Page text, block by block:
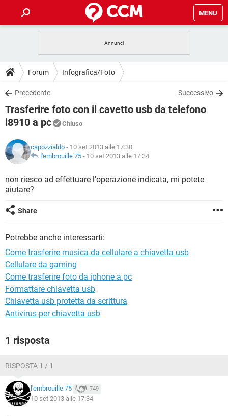
MENU
INTRATTENIMENTO ANDROID
iOS
INSTAGRAM WHATSAPP
TIKTOK
HARDWARE
GUIDE
COVID-19
iOS
TIKTOK FACEBOOK
DOWNLOAD
COVID-19 GAMING
INTRATTENIMENTO
iOS WINDOWS 10
INSTAGRAM
TIKTOK FACEBOOK
FORUM
INTRATTENIMENTO ANDROID
INSTAGRAM
TIKTOK
GLOSSARIO
COVID-19
INTRATTENIMENTO ANDROID
INSTAGRAM
HARDWARE
Forum Infografica/Foto
Precedente Successivo
Trasferire foto con il cavetto usb da telefono
i8910 a pc
Chiuso
capozzialdo - 10 set 2013 alle 17:30
l'embrouille 75 - 10 set 2013 alle 17:34
non riesco ad effettuare l'operazione indicata, mi potete
aiutare?
Share
Potrebbe anche interessarti:
Come trasferire musica da cellulare a chiavetta usb
Cellulare da gaming
Come trasferire foto da iphone a pc
Formattare chiavetta usb
Chiavetta usb protetta da scrittura
Antivirus per chiavetta usb
1 risposta
RISPOSTA 1 / 1
l'embrouille 75 749
10 set 2013 alle 17:34